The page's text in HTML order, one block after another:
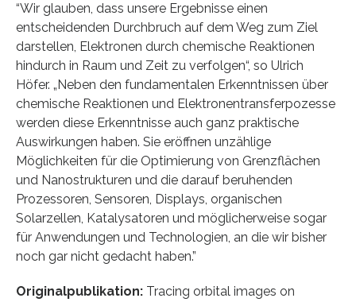
“Wir glauben, dass unsere Ergebnisse einen
entscheidenden Durchbruch auf dem Weg zum Ziel
darstellen, Elektronen durch chemische Reaktionen
hindurch in Raum und Zeit zu verfolgen“, so Ulrich
Höfer. „Neben den fundamentalen Erkenntnissen über
chemische Reaktionen und Elektronentransferpozesse
werden diese Erkenntnisse auch ganz praktische
Auswirkungen haben. Sie eröffnen unzählige
Möglichkeiten für die Optimierung von Grenzflächen
und Nanostrukturen und die darauf beruhenden
Prozessoren, Sensoren, Displays, organischen
Solarzellen, Katalysatoren und möglicherweise sogar
für Anwendungen und Technologien, an die wir bisher
noch gar nicht gedacht haben.”
Originalpublikation: Tracing orbital images on